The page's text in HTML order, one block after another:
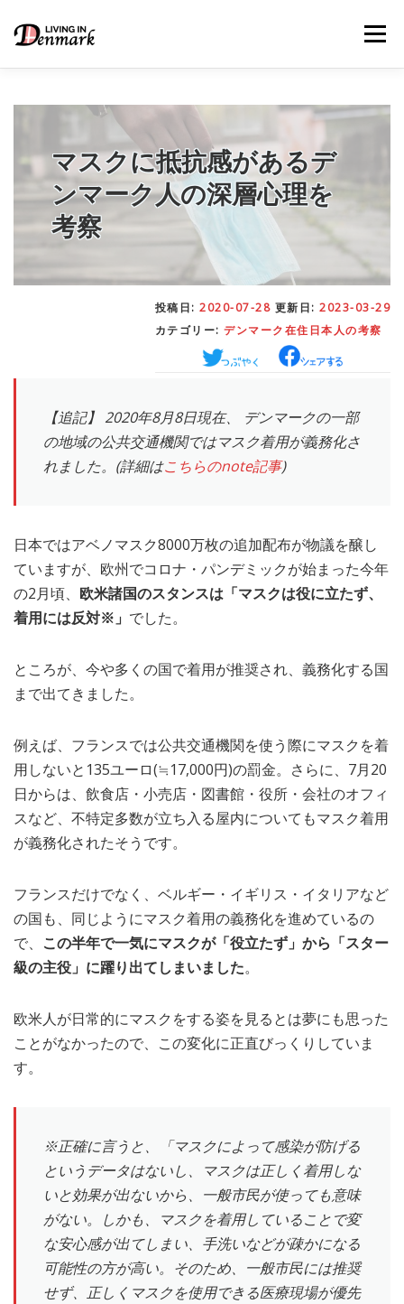
メニュー
LIFE TIPS – 生活便利帳 FOOD– ごはん事情
STUDY– 留学関連情報
WORK– デンマークの働き方
– 日本人の考察
MEDIA– メディア掲載 TRAVEL– 旅行
ABOUT US - サイトについて
マスクに抵抗感があるデ
ンマーク人の深層心理を
考察
投稿日: 2020-07-28 更新日: 2023-03-29
カテゴリー: デンマーク在住日本人の考察
【追記】 2020年8月8日現在、 デンマークの一部
の地域の公共交通機関ではマスク着用が義務化さ
れました。(詳細はこちらのnote記事)
日本ではアベノマスク8000万枚の追加配布が物議を醸し
ていますが、欧州でコロナ・パンデミックが始まった今年
の2月頃、 欧米諸国のスタンスは「マスクは役に立たず、
着用には反対※」 でした。
ところが、今や多くの国で着用が推奨され、義務化する国
まで出てきました。
例えば、フランスでは公共交通機関を使う際にマスクを着
用しないと135ユーロ(≒17,000円)の罰金。さらに、7月20
日からは、飲食店・小売店・図書館・役所・会社のオフィ
スなど、不特定多数が立ち入る屋内についてもマスク着用
が義務化されたそうです。
フランスだけでなく、ベルギー・イギリス・イタリアなど
の国も、同じようにマスク着用の義務化を進めているの
で、 この半年で一気にマスクが「役立たず」から「スター
級の主役」に躍り出てしまいました。
欧米人が日常的にマスクをする姿を見るとは夢にも思った
ことがなかったので、この変化に正直びっくりしていま
す。
※正確に言うと、「マスクによって感染が防げる
というデータはないし、マスクは正しく着用しな
いと効果が出ないから、一般市民が使っても意味
がない。しかも、マスクを着用していることで変
な安心感が出てしまい、手洗いなどが疎かになる
可能性の方が高い。そのため、一般市民には推奨
せず、正しくマスクを使用できる医療現場が優先